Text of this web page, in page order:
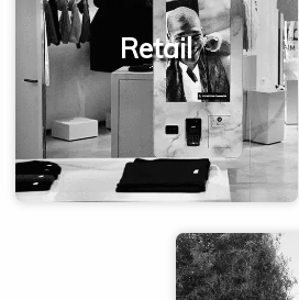
Retail